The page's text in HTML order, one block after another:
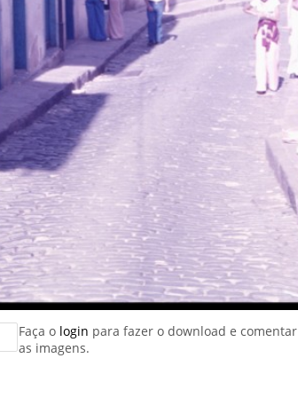
Faça o login para fazer o download e comentar
as imagens.